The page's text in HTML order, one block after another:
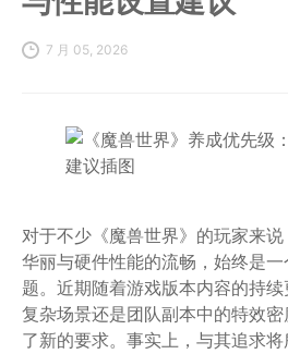
7 月 05, 2026
对于不少《魔兽世界》的玩家来
华丽与硬件性能的流畅，始终是
题。近期随着游戏版本内容的持
复杂场景还是团队副本中的特效
了新的要求。事实上，与其追求